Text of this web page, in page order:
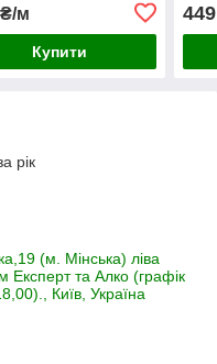
фон м'ята
м
Купити
449
рік
(м. Мінська) ліва
та Алко (графік
Київ, Україна